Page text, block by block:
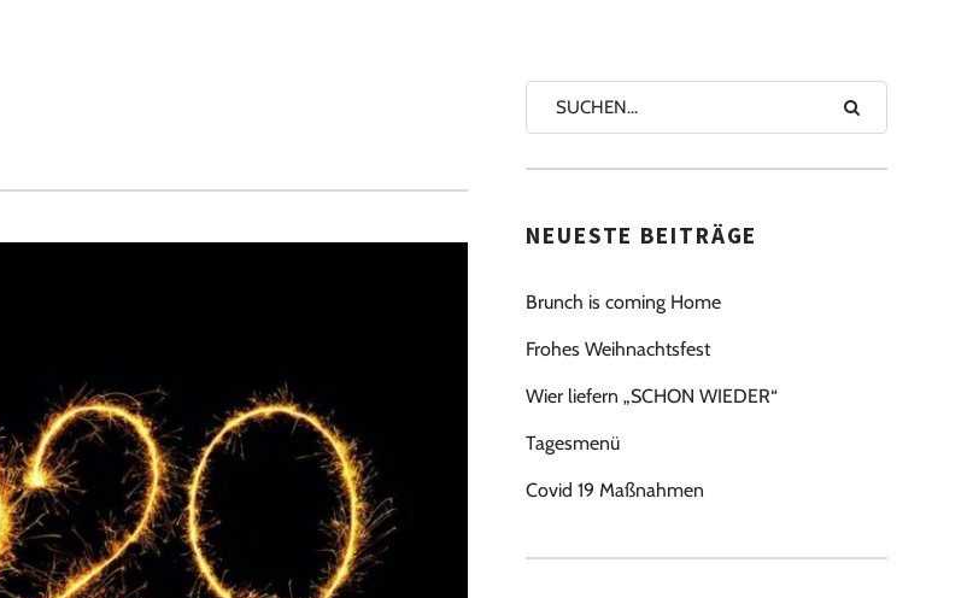
NEUESTE BEITRÄGE
Brunch is coming Home
Frohes Weihnachtsfest
Wier liefern „SCHON WIEDER“
Tagesmenü
Covid 19 Maßnahmen